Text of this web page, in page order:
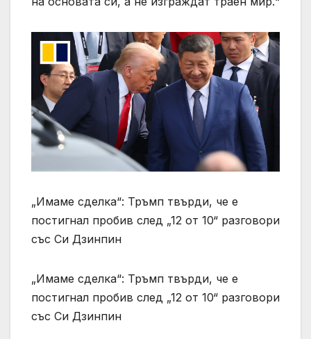
„Имаме сделка“: Тръмп твърди, че е
постигнал пробив след „12 от 10“ разговори
със Си Дзинпин
„Имаме сделка“: Тръмп твърди, че е
постигнал пробив след „12 от 10“ разговори
със Си Дзинпин